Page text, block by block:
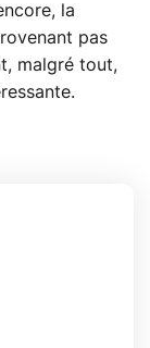
la
pas
malgré tout,